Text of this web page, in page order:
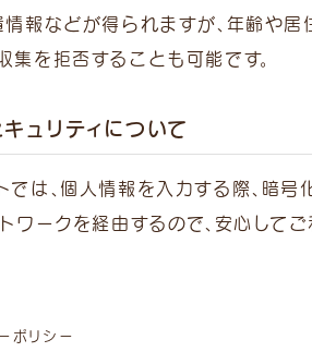
横浜市鶴見区上末吉1-17-9
情報などが得られますが、年齢や
集を拒否することも可能です。
ュリティについて
では、個人情報を入力する際、
トワークを経由するので、安心して
ポリシー